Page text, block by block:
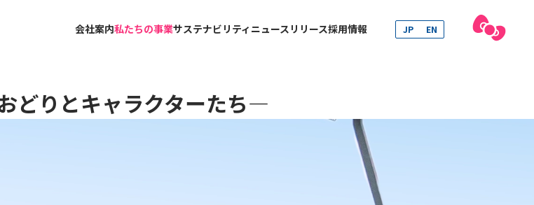
会社案内私たちの事業サステナビリティ ニュースリリース採用情報 JP EN
どりとキャラクターたち―